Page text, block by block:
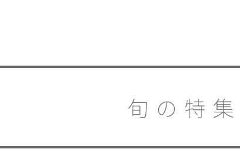
特別展「スケスケ展２
なごや科学館で開催旬の特集